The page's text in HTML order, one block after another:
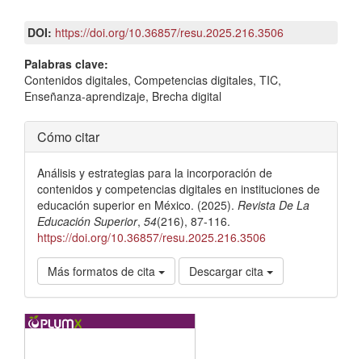
DOI: https://doi.org/10.36857/resu.2025.216.3506
Palabras clave:
Contenidos digitales, Competencias digitales, TIC,
Enseñanza-aprendizaje, Brecha digital
Detalles
del
artículo
Cómo citar
Análisis y estrategias para la incorporación de
contenidos y competencias digitales en instituciones de
educación superior en México. (2025). Revista De La
Educación Superior, 54(216), 87-116.
https://doi.org/10.36857/resu.2025.216.3506
Más formatos de cita Descargar cita